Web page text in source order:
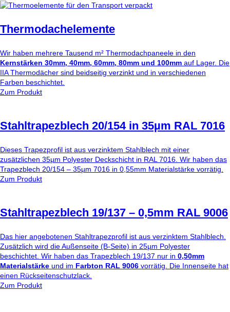
Thermodachelemente
Wir haben mehrere Tausend m² Thermodachpaneele in den
Kernstärken 30mm, 40mm, 60mm, 80mm und 100mm auf Lager. Die
IIA Thermodächer sind beidseitig verzinkt und in verschiedenen
Farben beschichtet.
Zum Produkt
Stahltrapezblech 20/154 in 35µm RAL 7016
Dieses Trapezprofil ist aus verzinktem Stahlblech mit einer
zusätzlichen 35µm Polyester Deckschicht in RAL 7016. Wir haben das
Trapezblech 20/154 – 35µm 7016 in 0,55mm Materialstärke vorrätig.
Zum Produkt
Stahltrapezblech 19/137 – 0,5mm RAL 9006
Das hier angebotenen Stahltrapezprofil ist aus verzinktem Stahlblech.
Zusätzlich wird die Außenseite (B-Seite) in 25µm Polyester
beschichtet. Wir haben das Trapezblech 19/137 nur in 0,50mm
Materialstärke und im Farbton RAL 9006 vorrätig. Die Innenseite hat
einen Rückseitenschutzlack.
Zum Produkt